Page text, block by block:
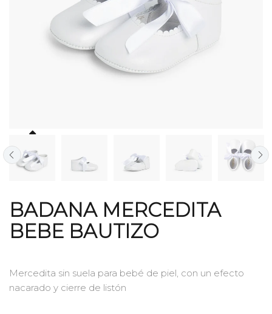
BADANA MERCEDITA
BEBE BAUTIZO
Mercedita sin suela para bebé de piel, con un efecto
nacarado y cierre de listón